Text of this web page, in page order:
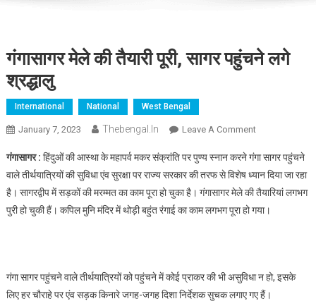
गंगासागर मेले की तैयारी पूरी, सागर पहुंचने लगे
श्रद्धालु
International National West Bengal
January 7, 2023 Thebengal.in Leave A CommentOn
मेले
की
तैयारी
पूरी,
श्रद्धालु
गंगासागर : हिंदुओं की आस्था के महापर्व मकर संक्रांति पर पुण्य स्नान करने गंगा सागर पहुंचने
वाले तीर्थयात्रियों की सुविधा एंव सुरक्षा पर राज्य सरकार की तरफ से विशेष ध्यान दिया जा रहा
है। सागरद्वीप में सड़कों की मरम्मत का काम पूरा हो चुका है। गंगासागर मेले की तैयारियां लगभग
पुरी हो चुकी हैं। कपिल मुनि मंदिर में थोड़ी बहुंत रंगाई का काम लगभग पूरा हो गया।
गंगा सागर पहुंचने वाले तीर्थयात्रियों को पहुंचने में कोई प्राकर की भी असुविधा न हो, इसके
लिए हर चौराहे पर एंव सड़क किनारे जगह-जगह दिशा निर्देशक सुचक लगाए गए हैं।